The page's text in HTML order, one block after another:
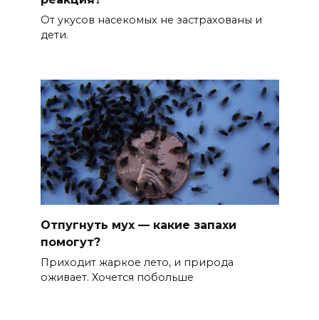
От укусов насекомых не застрахованы и
дети.
Отпугнуть мух — какие запахи
помогут?
Приходит жаркое лето, и природа
оживает. Хочется побольше